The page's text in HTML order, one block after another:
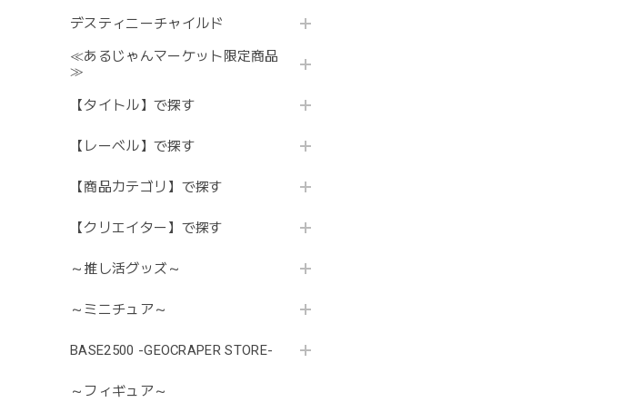
デスティニーチャイルド
≪あるじゃんマーケット限定商品
≫
【タイトル】で探す
【レーベル】で探す
【商品カテゴリ】で探す
【クリエイター】で探す
～推し活グッズ～
～ミニチュア～
BASE2500 -GEOCRAPER STORE-
～フィギュア～